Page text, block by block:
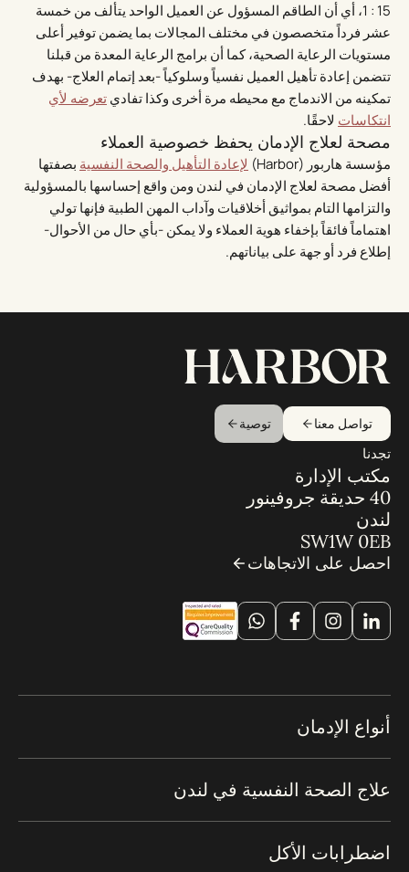
15 : 1، أي أن الطاقم المسؤول عن العميل الواحد يتألف من خمسة
عشر فرداً متخصصون في مختلف المجالات بما يضمن توفير أعلى
مستويات الرعاية الصحية، كما أن برامج الرعاية المعدة من قبلنا
تتضمن إعادة تأهيل العميل نفسياً وسلوكياً -بعد إتمام العلاج- بهدف
تمكينه من الاندماج مع محيطه مرة أخرى وكذا تفاديتعرضه لأي
انتكاسات لاحقًا.
مصحة لعلاج الإدمان يحفظ خصوصية العملاء
مؤسسة هاربور (Harbor) لإعادة التأهيل والصحة النفسية بصفتها
أفضل مصحة لعلاج الإدمان في لندن ومن واقع إحساسها بالمسؤولية
والتزامها التام بمواثيق أخلاقيات وآداب المهن الطبية فإنها تولي
اهتماماً فائقاً بإخفاء هوية العملاء ولا يمكن -بأي حال من الأحوال-
إطلاع فرد أو جهة على بياناتهم.
تواصل معنا توصية
تجدنا
مكتب الإدارة
40 حديقة جروفينور
لندن
SW1W 0EB
احصل على الاتجاهات
أنواع الإدمان
علاج الصحة النفسية في لندن
اضطرابات الأكل